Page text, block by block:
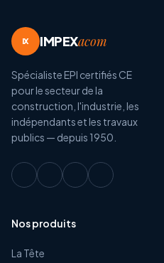
IX IMPEXacom
Spécialiste EPI certifiés CE
pour le secteur de la
construction, l'industrie, les
indépendants et les travaux
publics — depuis 1950.
Nos produits
La Tête